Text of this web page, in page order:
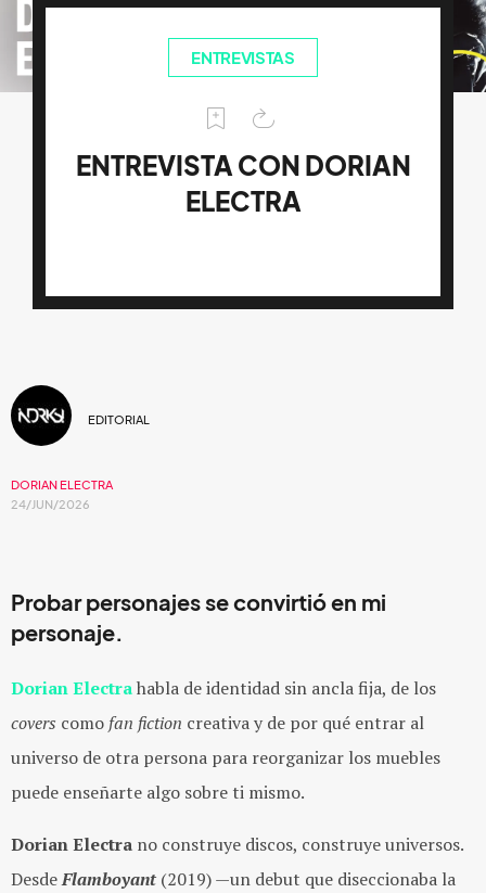
ENTREVISTAS
ENTREVISTA CON DORIAN
ELECTRA
EDITORIAL
DORIAN ELECTRA
24/JUN/2026
Probar personajes se convirtió en mi
personaje.
Dorian Electrahabla de identidad sin ancla fija, de los
covers como fan fiction creativa y de por qué entrar al
universo de otra persona para reorganizar los muebles
puede enseñarte algo sobre ti mismo.
Dorian Electra no construye discos, construye universos.
DesdeFlamboyant (2019) —un debut que diseccionaba la